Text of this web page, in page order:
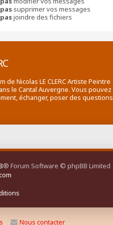
supprimer vos messages
joindre des fichiers
de Nicolas LE CLERC Artiste Peintre
le Cantal Auvergne. Vous pouvez
échanger, poser des questions
® Forum Software © phpBB Limited
Nous contacter